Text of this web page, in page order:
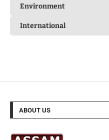
Environment
International
ABOUT US